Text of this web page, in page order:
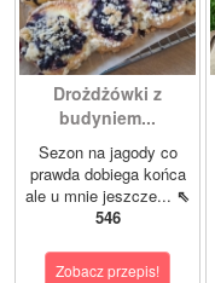
Drożdżówki z
budyniem...
Sezon na jagody co
prawda dobiega końca
ale u mnie jeszcze... ⇖
546
Zobacz przepis!